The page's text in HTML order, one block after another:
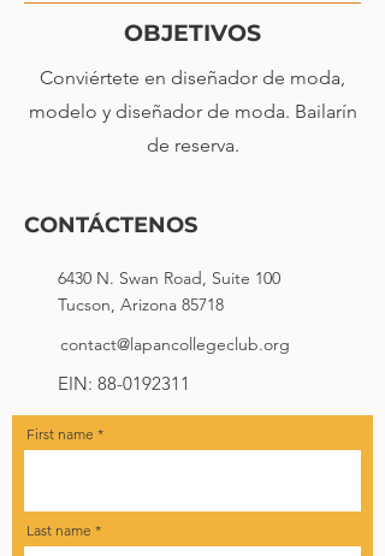
OBJETIVOS
Conviértete en diseñador de moda,
modelo y diseñador de moda. Bailarín
de reserva.
CONTÁCTENOS
6430 N. Swan Road, Suite 100
Tucson, Arizona 85718
contact@lapancollegeclub.org
EIN: 88-0192311
First name
Last name